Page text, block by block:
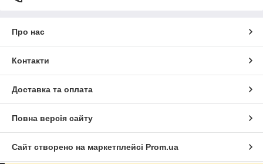
Про нас
Контакти
Доставка та оплата
Повна версія сайту
Сайт створено на маркетплейсі Prom.ua